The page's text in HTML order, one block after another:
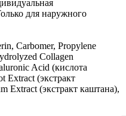
для наружного
Carbomer, Propylene
Collagen
Acid (кислота
Extract (экстракт
Extract (экстракт каштана),